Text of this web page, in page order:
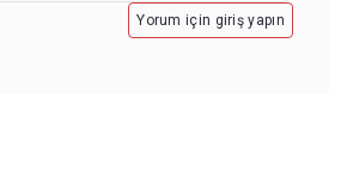
Yorum için giriş yapın